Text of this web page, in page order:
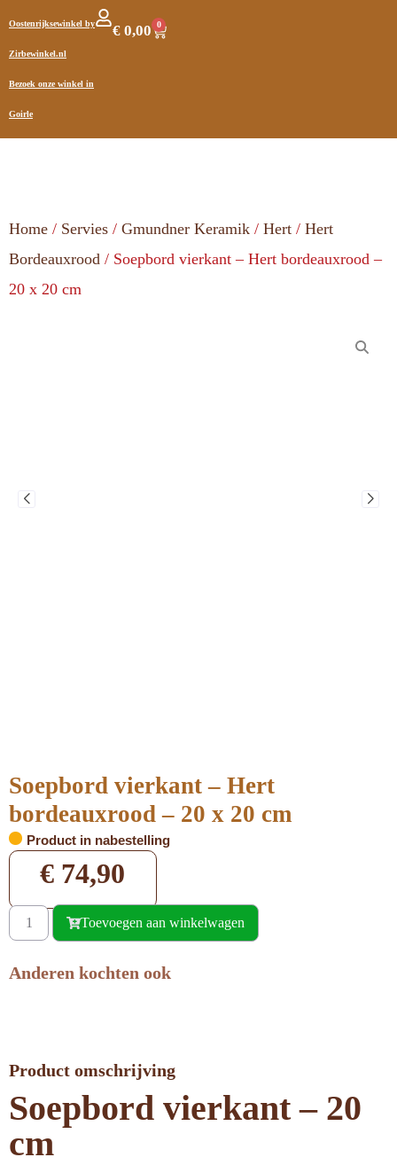
Oostenrijksewinkel by
Zirbewinkel.nl
Bezoek onze winkel in
Goirle
€ 0,00 0
Home / Servies / Gmundner Keramik / Hert / Hert
Bordeauxrood / Soepbord vierkant – Hert bordeauxrood –
20 x 20 cm
Soepbord vierkant – Hert
bordeauxrood – 20 x 20 cm
Product in nabestelling
€ 74,90
Toevoegen aan winkelwagen
Anderen kochten ook
Product omschrijving
Soepbord vierkant – 20
cm